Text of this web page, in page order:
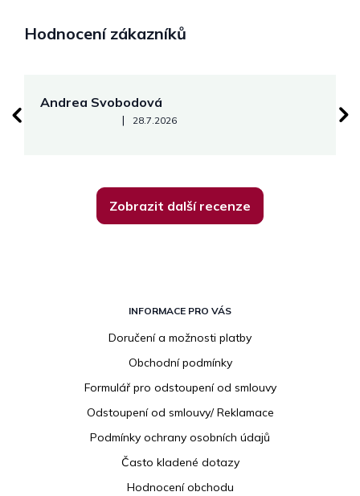
Hodnocení zákazníků
Andrea Svobodová
Hodnocení obchodu je 5 z 5 hvězdiček.
| 28.7.2026
Zobrazit další recenze
INFORMACE PRO VÁS
Doručení a možnosti platby
Obchodní podmínky
Formulář pro odstoupení od smlouvy
Odstoupení od smlouvy/ Reklamace
Podmínky ochrany osobních údajů
Často kladené dotazy
Hodnocení obchodu